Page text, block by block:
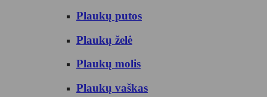
Plaukų putos
Plaukų želė
Plaukų molis
Plaukų vaškas